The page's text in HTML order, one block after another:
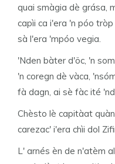
quai smàgia dè grása,
capìi ca i'era 'n póo
sà l'era 'mpóo vegia.
'Nden bàter d'öc, 'n
'n coregn dè vàca,
fà dagn, ai sè fàc ité
Chèsto lè capitàat
carezac' i'era chìi dol
L' arnés èn de n'atèm